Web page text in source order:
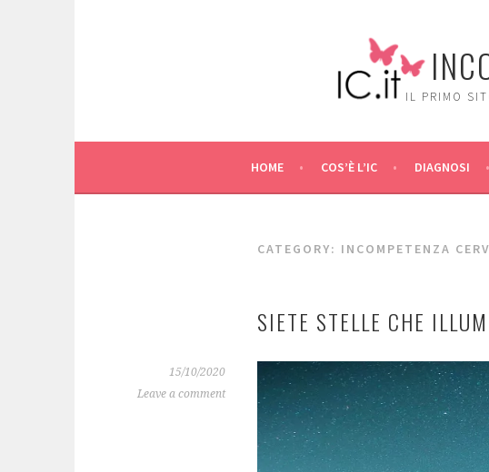
IL PRIMO
HOME COS’È L’IC DIAGNOSI
CATEGORY: INCOMPETENZA
SIETE STELLE CHE
15/10/2020
Leave a comment